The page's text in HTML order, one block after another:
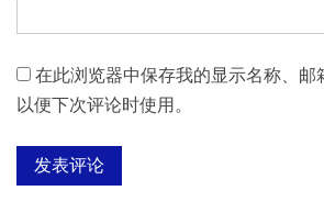
在此浏览器中保存我的显示名称、邮
以便下次评论时使用。